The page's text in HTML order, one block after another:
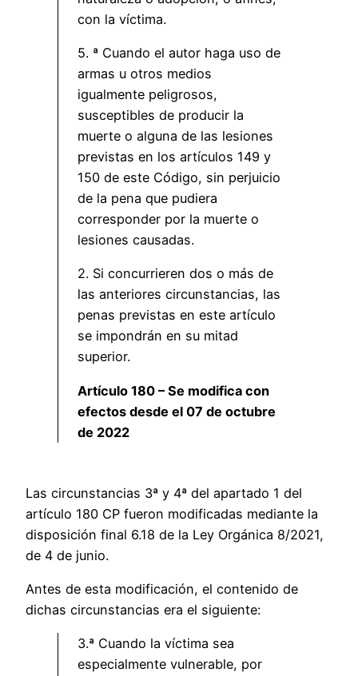
con la víctima.
5. ª Cuando el autor haga uso de
armas u otros medios
igualmente peligrosos,
susceptibles de producir la
muerte o alguna de las lesiones
previstas en los artículos 149 y
150 de este Código, sin perjuicio
de la pena que pudiera
corresponder por la muerte o
lesiones causadas.
2. Si concurrieren dos o más de
las anteriores circunstancias, las
penas previstas en este artículo
se impondrán en su mitad
superior.
Artículo 180 – Se modifica con
efectos desde el 07 de octubre
de 2022
Las circunstancias 3ª y 4ª del apartado 1 del
artículo 180 CP fueron modificadas mediante la
disposición final 6.18 de la Ley Orgánica 8/2021,
de 4 de junio.
Antes de esta modificación, el contenido de
dichas circunstancias era el siguiente:
3.ª Cuando la víctima sea
especialmente vulnerable, por